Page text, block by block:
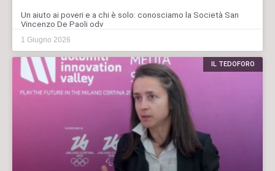
Un aiuto ai poveri e a chi è solo: conosciamo la Società San
Vincenzo De Paoli odv
1 Giugno 2026
IL TEDOFORO